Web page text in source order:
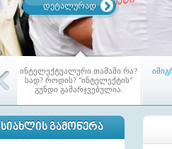
დეტალურად
ინტელექტუალური თამაში რა?
სად? როდის? "ინტელექტის"
გუნდი გამარჯვებულია.
ᲡᲘᲐᲮᲚᲘᲡ ᲒᲐᲛᲝᲬᲔᲠᲐ